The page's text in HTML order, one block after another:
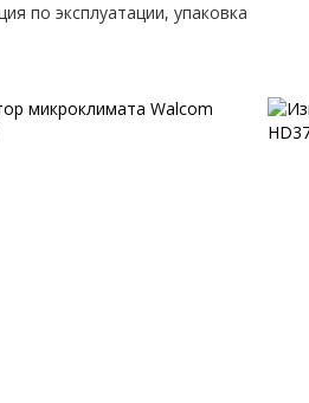
по эксплуатации, упаковка